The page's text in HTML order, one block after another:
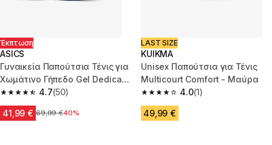
Έκπτωση
ASICS
Γυναικεία Παπούτσια Τένις για
Χωμάτινο Γήπεδο Gel Dedicate
8 - Λευκά4.7
4.7 out of 5 stars from 50 reviews
(50)
41,99 € Αρχική τιμή
69,99 €40%
LAST SIZE
KUIKMA
Unisex Παπούτσια για Τένις
Multicourt Comfort - Μαύρα
4.0
4.0 out of 5 stars from 1
(1)
49,99 €